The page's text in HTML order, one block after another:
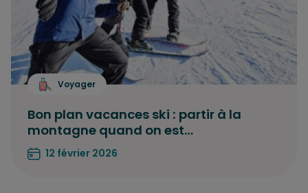
Voyager
Bon plan vacances ski : partir à la
montagne quand on est…
12 février 2026